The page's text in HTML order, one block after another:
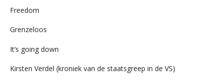
Freedom
Grenzeloos
It’s going down
Kirsten Verdel (kroniek van de staatsgreep in de VS)